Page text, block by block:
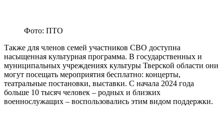
Фото: ПТО
Также для членов семей участников СВО доступна
насыщенная культурная программа. В государственных и
муниципальных учреждениях культуры Тверской области они
могут посещать мероприятия бесплатно: концерты,
театральные постановки, выставки. С начала 2024 года
больше 10 тысяч человек – родных и близких
военнослужащих – воспользовались этим видом поддержки.